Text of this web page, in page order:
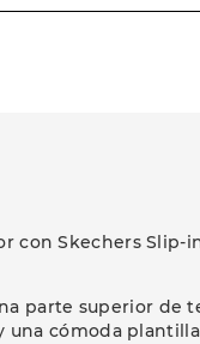
con Skechers Slip-
parte superior de
una cómoda